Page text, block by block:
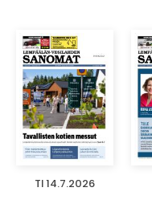
TI 14.7.2026